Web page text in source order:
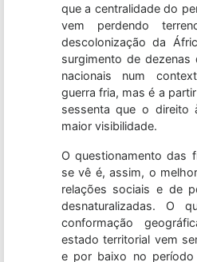
que a centralidade do
vem perdendo
descolonização da
surgimento de
nacionais num
guerra fria, mas é a
sessenta que o direito
maior visibilidade.
O questionamento das
se vê é, assim, o
relações sociais e de
desnaturalizadas. O
conformação
estado territorial vem
e por baixo no